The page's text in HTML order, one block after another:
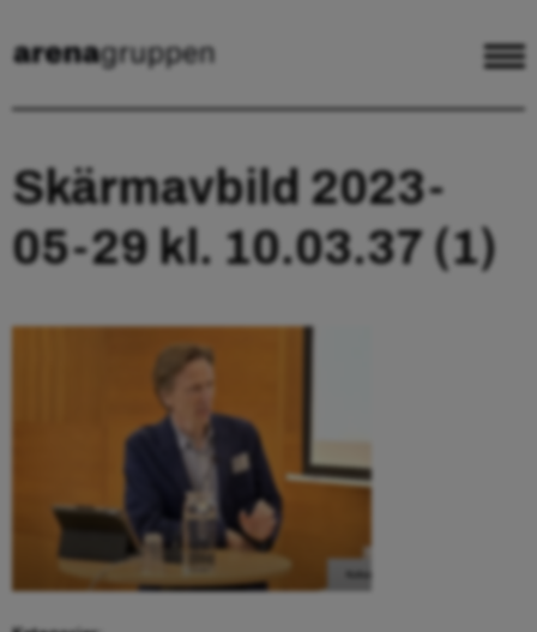
Skärmavbild 2023-
05-29 kl. 10.03.37 (1)